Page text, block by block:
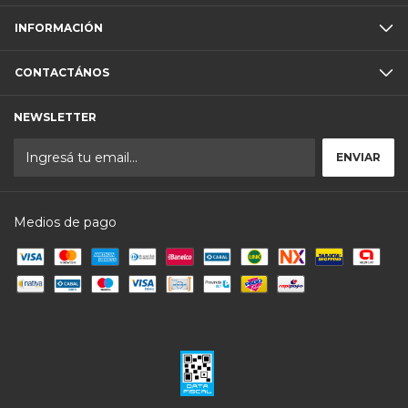
INFORMACIÓN
CONTACTÁNOS
NEWSLETTER
Medios de pago